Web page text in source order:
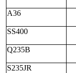
A36
SS400
Q235B
S235JR